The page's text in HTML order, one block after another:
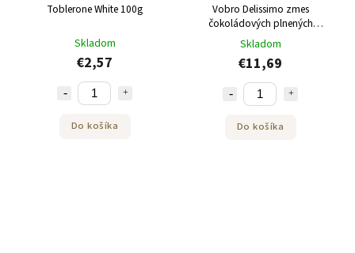
Toblerone White 100g
Skladom
€2,57
Do košíka
Vobro Delissimo zmes
čokoládových plnených
praliniek 1kg
Skladom
€11,69
Do košíka